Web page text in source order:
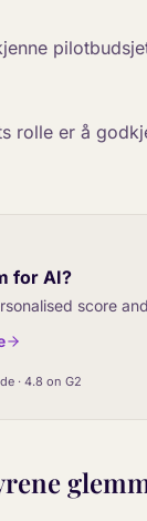
rolle er å
for AI?
score
· 4.8 on G2